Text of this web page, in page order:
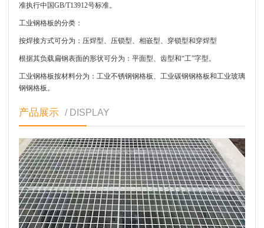
准执行中国GB/T13912号标准。
工业钢格板的分类：
按焊接方式可分为：压焊型、压锁型、相嵌型、穿锁型和穿焊型
根据其负载扁钢表面的形状可分为：平面型、齿型和“工”字型。
工业钢格板按材料分为：工业不锈钢钢格板、工业碳钢钢格板和工业玻璃
钢钢格板。
产品展示 / DISPLAY